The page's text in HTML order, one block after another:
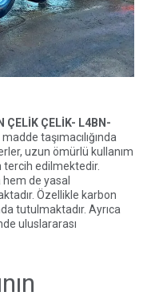
ÇELİK ÇELİK- L4BN-
taşımacılığında
uzun ömürlü kullanım
tercih edilmektedir.
hem de yasal
Özellikle karbon
tutulmaktadır. Ayrıca
uluslararası